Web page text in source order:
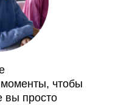
чтобы
вы просто